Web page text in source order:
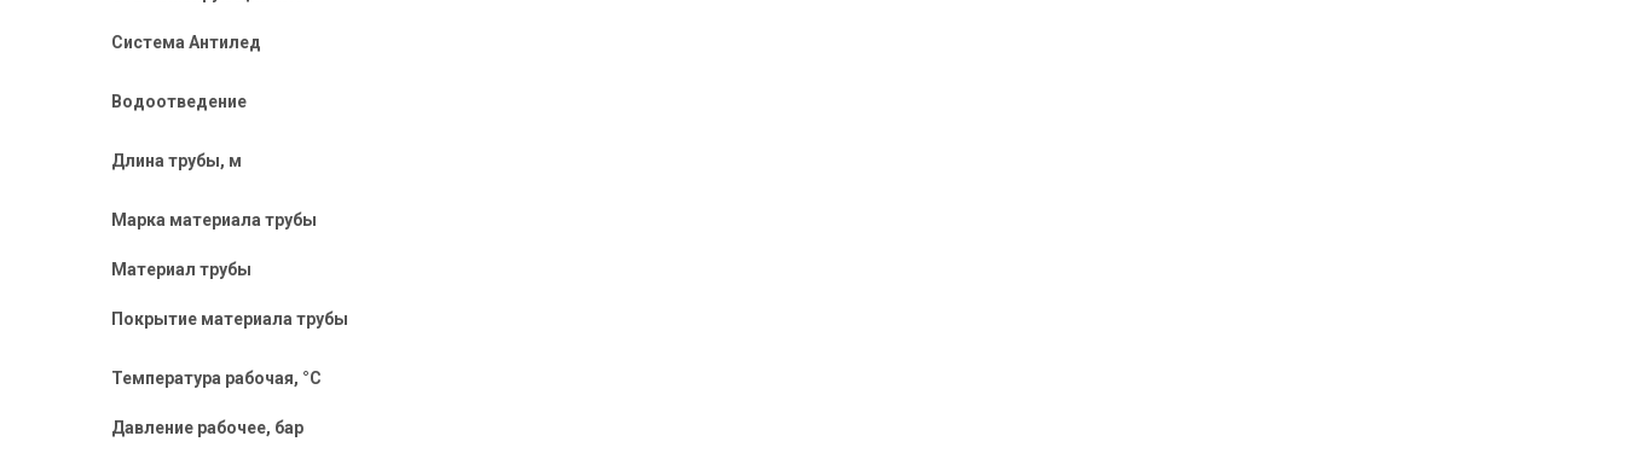
Система Антилед
Водоотведение
Длина трубы, м
Марка материала трубы
Материал трубы
Покрытие материала трубы
Температура рабочая, °C
Давление рабочее, бар